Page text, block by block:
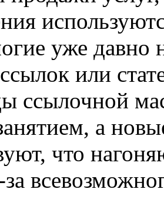
уже давно
или
ссылочной
а
что
за